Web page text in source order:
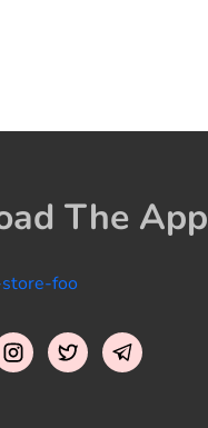
The App